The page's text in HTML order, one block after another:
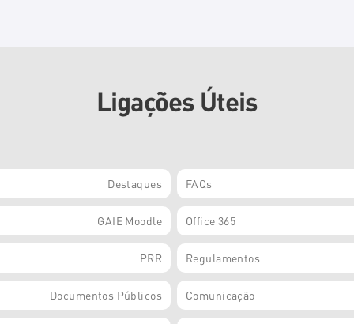
Ligações Úteis
Destaques FAQs
GAIE Moodle Office 365
PRR Regulamentos
Documentos Públicos Comunicação